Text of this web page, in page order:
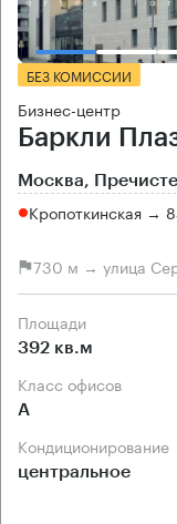
БЕЗ КОМИССИИ
Бизнес-центр
Баркли
Москва,
Кропоткинская →
730 м → улица
Площади
392 кв.м
Класс офисов
А
Кондиционирование
центральное